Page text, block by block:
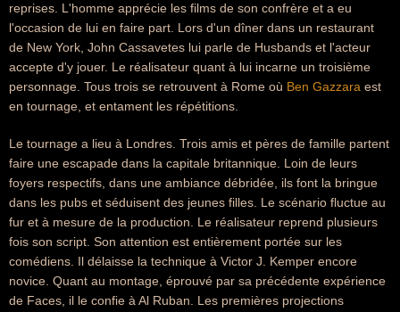
reprises. L'homme apprécie les films de son confrère et a eu
l'occasion de lui en faire part. Lors d'un dîner dans un restaurant
de New York, John Cassavetes lui parle de Husbands et l'acteur
accepte d'y jouer. Le réalisateur quant à lui incarne un troisième
personnage. Tous trois se retrouvent à Rome où Ben Gazzara est
en tournage, et entament les répétitions.
Le tournage a lieu à Londres. Trois amis et pères de famille partent
faire une escapade dans la capitale britannique. Loin de leurs
foyers respectifs, dans une ambiance débridée, ils font la bringue
dans les pubs et séduisent des jeunes filles. Le scénario fluctue au
fur et à mesure de la production. Le réalisateur reprend plusieurs
fois son script. Son attention est entièrement portée sur les
comédiens. Il délaisse la technique à Victor J. Kemper encore
novice. Quant au montage, éprouvé par sa précédente expérience
de Faces, il le confie à Al Ruban. Les premières projections